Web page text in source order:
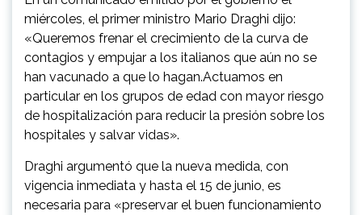
miércoles, el primer ministro Mario Draghi dijo:
«Queremos frenar el crecimiento de la curva de
contagios y empujar a los italianos que aún no se
han vacunado a que lo hagan.Actuamos en
particular en los grupos de edad con mayor riesgo
de hospitalización para reducir la presión sobre los
hospitales y salvar vidas».
Draghi argumentó que la nueva medida, con
vigencia inmediata y hasta el 15 de junio, es
necesaria para «preservar el buen funcionamiento